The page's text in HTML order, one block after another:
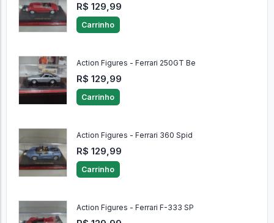
R$ 129,99
Carrinho
Action Figures - Ferrari 250GT Be
R$ 129,99
Carrinho
Action Figures - Ferrari 360 Spid
R$ 129,99
Carrinho
Action Figures - Ferrari F-333 SP